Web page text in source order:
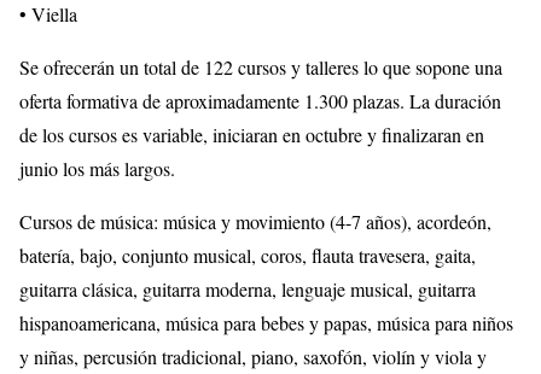
• Viella
Se ofrecerán un total de 122 cursos y talleres lo que sopone una
oferta formativa de aproximadamente 1.300 plazas. La duración
de los cursos es variable, iniciaran en octubre y finalizaran en
junio los más largos.
Cursos de música: música y movimiento (4-7 años), acordeón,
batería, bajo, conjunto musical, coros, flauta travesera, gaita,
guitarra clásica, guitarra moderna, lenguaje musical, guitarra
hispanoamericana, música para bebes y papas, música para niños
y niñas, percusión tradicional, piano, saxofón, violín y viola y